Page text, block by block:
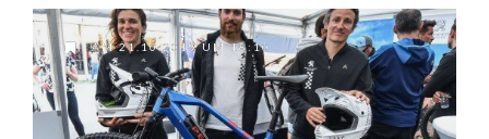
AM 21.10.2019 UM 18:10